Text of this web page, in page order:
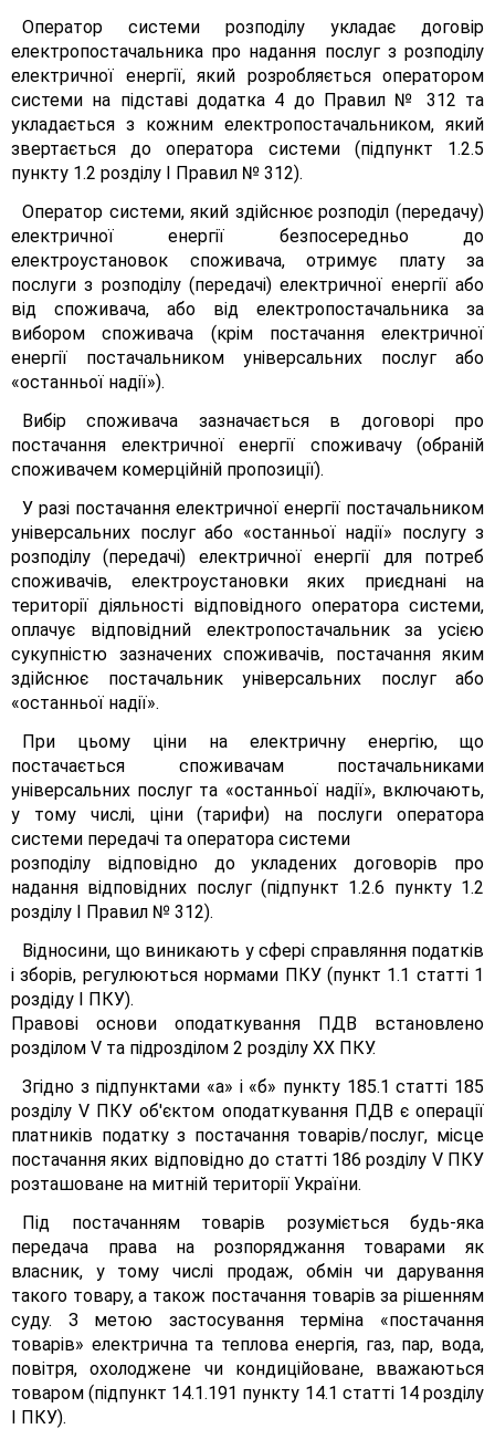
Оператор системи розподілу укладає договір
електропостачальника про надання послуг з розподілу
електричної енергії, який розробляється оператором
системи на підставі додатка 4 до Правил № 312 та
укладається з кожним електропостачальником, який
звертається до оператора системи (підпункт 1.2.5
пункту 1.2 розділу І Правил № 312).
Оператор системи, який здійснює розподіл (передачу)
електричної енергії безпосередньо до
електроустановок споживача, отримує плату за
послуги з розподілу (передачі) електричної енергії або
від споживача, або від електропостачальника за
вибором споживача (крім постачання електричної
енергії постачальником універсальних послуг або
«останньої надії»).
Вибір споживача зазначається в договорі про
постачання електричної енергії споживачу (обраній
споживачем комерційній пропозиції).
У разі постачання електричної енергії постачальником
універсальних послуг або «останньої надії» послугу з
розподілу (передачі) електричної енергії для потреб
споживачів, електроустановки яких приєднані на
території діяльності відповідного оператора системи,
оплачує відповідний електропостачальник за усією
сукупністю зазначених споживачів, постачання яким
здійснює постачальник універсальних послуг або
«останньої надії».
При цьому ціни на електричну енергію, що
постачається споживачам постачальниками
універсальних послуг та «останньої надії», включають,
у тому числі, ціни (тарифи) на послуги оператора
системи передачі та оператора системи
розподілу відповідно до укладених договорів про
надання відповідних послуг (підпункт 1.2.6 пункту 1.2
розділу І Правил № 312).
Відносини, що виникають у сфері справляння податків
і зборів, регулюються нормами ПКУ (пункт 1.1 статті 1
роздіду І ПКУ).
Правові основи оподаткування ПДВ встановлено
розділом V та підрозділом 2 розділу XX ПКУ.
Згідно з підпунктами «а» і «б» пункту 185.1 статті 185
розділу V ПКУ об'єктом оподаткування ПДВ є операції
платників податку з постачання товарів/послуг, місце
постачання яких відповідно до статті 186 розділу V ПКУ
розташоване на митній території України.
Під постачанням товарів розуміється будь-яка
передача права на розпоряджання товарами як
власник, у тому числі продаж, обмін чи дарування
такого товару, а також постачання товарів за рішенням
суду. З метою застосування терміна «постачання
товарів» електрична та теплова енергія, газ, пар, вода,
повітря, охолоджене чи кондиційоване, вважаються
товаром (підпункт 14.1.191 пункту 14.1 статті 14 розділу
І ПКУ).